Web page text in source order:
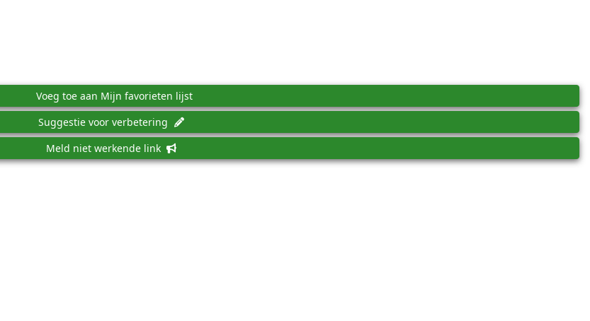
Voeg toe aan Mijn favorieten lijst
Suggestie voor verbetering
Meld niet werkende link